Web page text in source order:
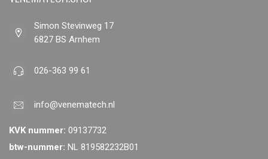
Simon Stevinweg 17
6827 BS Arnhem
026-363 99 61
info@venematech.nl
KVK nummer: 09137732
btw-nummer: NL 819582232B01